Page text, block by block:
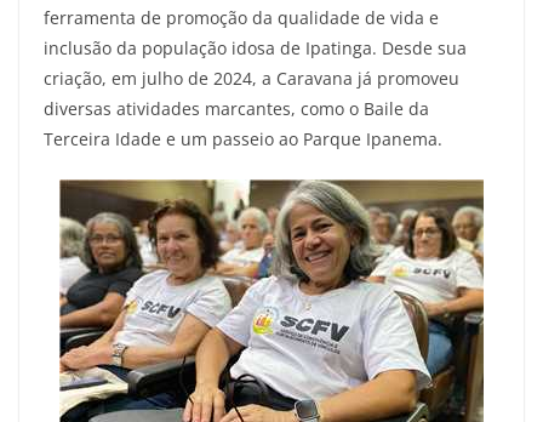
ferramenta de promoção da qualidade de vida e
inclusão da população idosa de Ipatinga. Desde sua
criação, em julho de 2024, a Caravana já promoveu
diversas atividades marcantes, como o Baile da
Terceira Idade e um passeio ao Parque Ipanema.